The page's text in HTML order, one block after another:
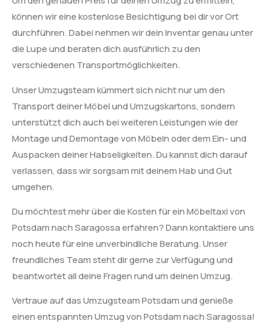
können wir eine kostenlose Besichtigung bei dir vor Ort
durchführen. Dabei nehmen wir dein Inventar genau unter
die Lupe und beraten dich ausführlich zu den
verschiedenen Transportmöglichkeiten.
Unser Umzugsteam kümmert sich nicht nur um den
Transport deiner Möbel und Umzugskartons, sondern
unterstützt dich auch bei weiteren Leistungen wie der
Montage und Demontage von Möbeln oder dem Ein- und
Auspacken deiner Habseligkeiten. Du kannst dich darauf
verlassen, dass wir sorgsam mit deinem Hab und Gut
umgehen.
Du möchtest mehr über die Kosten für ein Möbeltaxi von
Potsdam nach Saragossa erfahren? Dann kontaktiere uns
noch heute für eine unverbindliche Beratung. Unser
freundliches Team steht dir gerne zur Verfügung und
beantwortet all deine Fragen rund um deinen Umzug.
Vertraue auf das Umzugsteam Potsdam und genieße
einen entspannten Umzug von Potsdam nach Saragossa!